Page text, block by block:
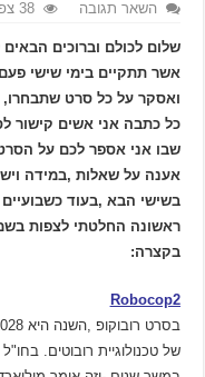
השאר תגובה
38 צפיות
שלום לכולם וברוכים
אשר תתקיים בימי שישי
ואסקר על כל סרט שתבחרו,
כל כתבה אני אשים קישור
שבו אני אספר לכם על
אענה על שאלות ,במידה
בשישי הבא ,בעוד
ראשונה החלטתי לצפות
בקצרה:
Robocop2
של טכנולוגיית רובוטים.